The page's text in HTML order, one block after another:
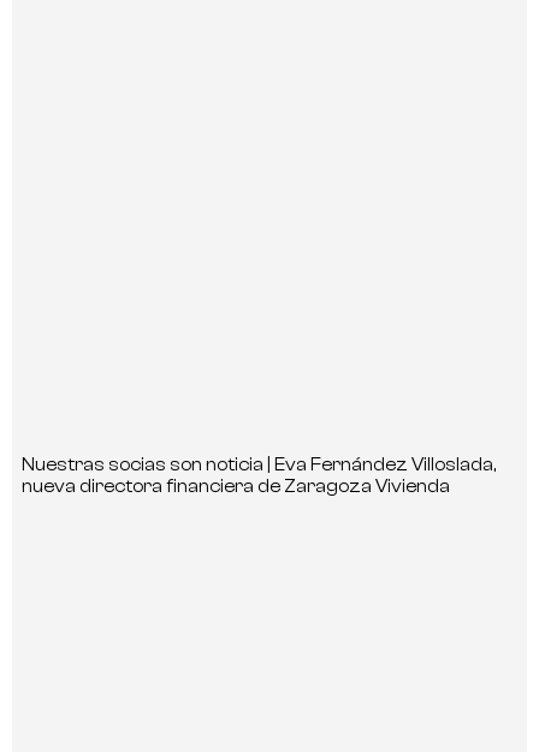
Nuestras socias son noticia | Eva Fernández Villoslada,
nueva directora financiera de Zaragoza Vivienda